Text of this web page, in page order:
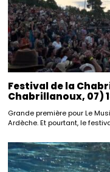
Festival de la
Chabrillanoux, 07)
Grande première pour Le
Ardèche. Et pourtant, le